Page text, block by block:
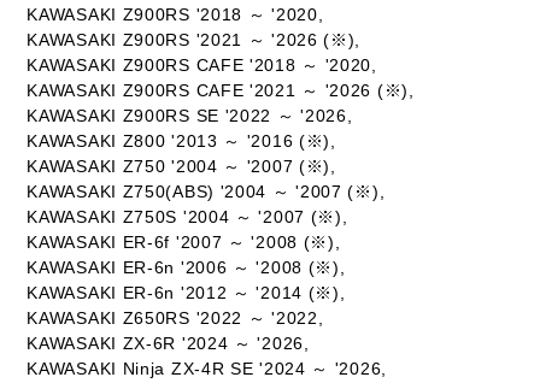
KAWASAKI Z900RS '2018 ～ '2020,
KAWASAKI Z900RS '2021 ～ '2026 (※),
KAWASAKI Z900RS CAFE '2018 ～ '2020,
KAWASAKI Z900RS CAFE '2021 ～ '2026 (※),
KAWASAKI Z900RS SE '2022 ～ '2026,
KAWASAKI Z800 '2013 ～ '2016 (※),
KAWASAKI Z750 '2004 ～ '2007 (※),
KAWASAKI Z750(ABS) '2004 ～ '2007 (※),
KAWASAKI Z750S '2004 ～ '2007 (※),
KAWASAKI ER-6f '2007 ～ '2008 (※),
KAWASAKI ER-6n '2006 ～ '2008 (※),
KAWASAKI ER-6n '2012 ～ '2014 (※),
KAWASAKI Z650RS '2022 ～ '2022,
KAWASAKI ZX-6R '2024 ～ '2026,
KAWASAKI Ninja ZX-4R SE '2024 ～ '2026,